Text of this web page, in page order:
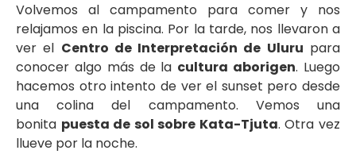
Volvemos al campamento para comer y nos
relajamos en la piscina. Por la tarde, nos llevaron a
ver el Centro de Interpretación de Uluru para
conocer algo más de la cultura aborigen. Luego
hacemos otro intento de ver el sunset pero desde
una colina del campamento. Vemos una
bonita puesta de sol sobre Kata-Tjuta. Otra vez
llueve por la noche.